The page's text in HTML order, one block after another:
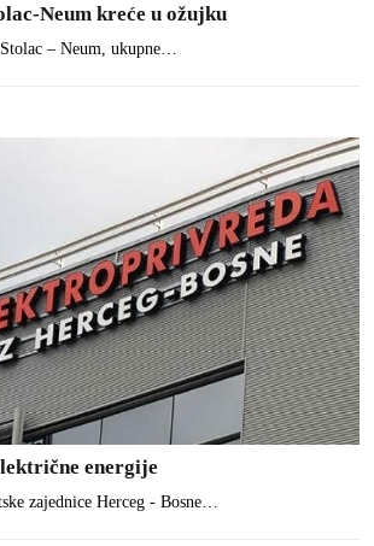
Neum kreće u ožujku
– Neum, ukupne…
energije
zajednice Herceg - Bosne…